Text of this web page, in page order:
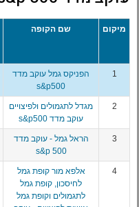
מיקום שם הקופה
1
הפניקס גמל עוקב מדד
s&p500
2
מגדל לתגמולים ולפיצויים
עוקב מדד s&p500
3
הראל גמל - עוקב מדד
s&p 500
4
אלפא מור קופת גמל
לחיסכון, קופת גמל
לתגמולים וקופת גמל